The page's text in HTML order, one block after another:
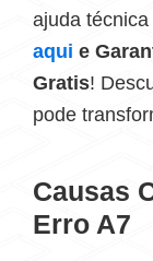
ajuda
aqui e
Gratis!
pode
Causas
Erro A7